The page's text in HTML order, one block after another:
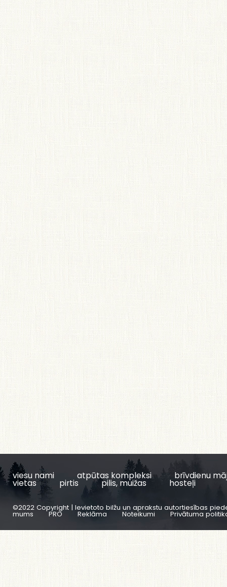
viesu nami atpūtas kompleksi brīvdienu
vietas pirtis pilis, muižas hosteļi
©2022 Copyright | Ievietoto bilžu un aprakstu autortiesības
mums PRO Reklāma Noteikumi Privātuma